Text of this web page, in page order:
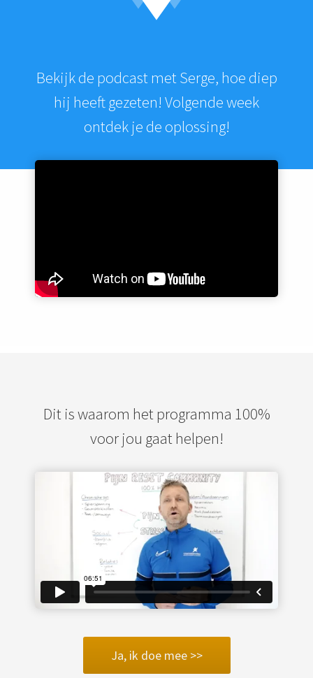
Bekijk de podcast met Serge, hoe diep
hij heeft gezeten! Volgende week
ontdek je de oplossing!
Dit is waarom het programma 100%
voor jou gaat helpen!
Ja, ik doe mee >>